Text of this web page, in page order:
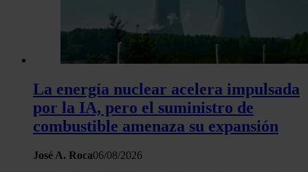
La energía nuclear acelera impulsada
por la IA, pero el suministro de
combustible amenaza su expansión
José A. Roca06/08/2026